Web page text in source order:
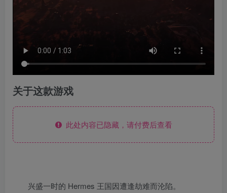
关于这款游戏
此处内容已隐藏，请付费后查看
兴盛一时的 Hermes 王国因遭逢劫难而沦陷。